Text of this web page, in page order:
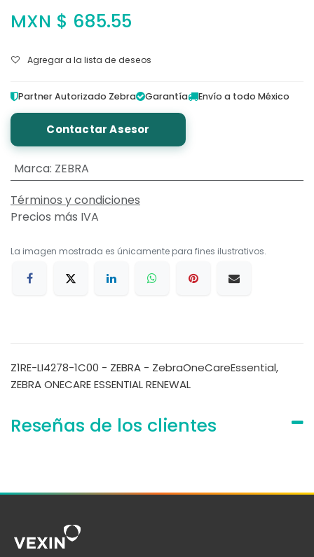
MXN $ 685.55
Agregar a la lista de deseos
Partner Autorizado Zebra Garantía Envío a todo México
Contactar Asesor
Marca: ZEBRA
Términos y condiciones
Precios más IVA
La imagen mostrada es únicamente para fines ilustrativos.
Z1RE-LI4278-1C00 - ZEBRA - ZebraOneCareEssential,
ZEBRA ONECARE ESSENTIAL RENEWAL
Reseñas de los clientes